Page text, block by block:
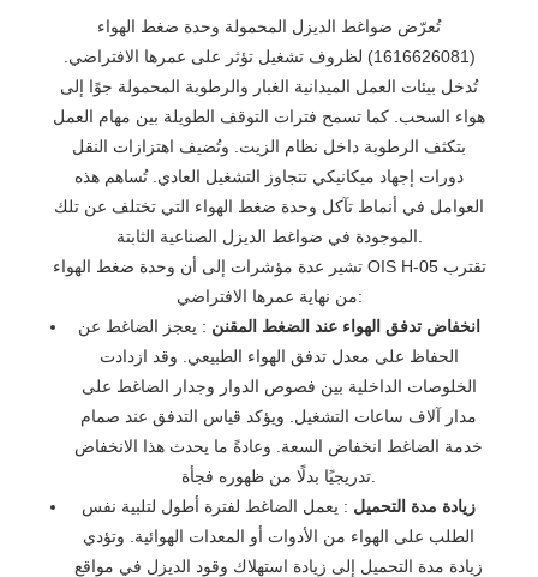
تُعرّض ضواغط الديزل المحمولة وحدة ضغط الهواء
(1616626081) لظروف تشغيل تؤثر على عمرها الافتراضي.
تُدخل بيئات العمل الميدانية الغبار والرطوبة المحمولة جوًا إلى
هواء السحب. كما تسمح فترات التوقف الطويلة بين مهام العمل
بتكثف الرطوبة داخل نظام الزيت. وتُضيف اهتزازات النقل
دورات إجهاد ميكانيكي تتجاوز التشغيل العادي. تُساهم هذه
العوامل في أنماط تآكل وحدة ضغط الهواء التي تختلف عن تلك
تشير عدة مؤشرات إلى أن وحدة ضغط الهواء OIS H-05 تقترب
من نهاية عمرها الافتراضي:
انخفاض تدفق الهواء عند الضغط المقنن : يعجز الضاغط عن
الحفاظ على معدل تدفق الهواء الطبيعي. وقد ازدادت
الخلوصات الداخلية بين فصوص الدوار وجدار الضاغط على
مدار آلاف ساعات التشغيل. ويؤكد قياس التدفق عند صمام
خدمة الضاغط انخفاض السعة. وعادةً ما يحدث هذا الانخفاض
زيادة مدة التحميل : يعمل الضاغط لفترة أطول لتلبية نفس
الطلب على الهواء من الأدوات أو المعدات الهوائية. وتؤدي
زيادة مدة التحميل إلى زيادة استهلاك وقود الديزل في مواقع